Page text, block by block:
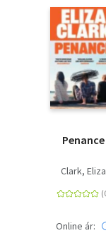
Penance
Clark, Eliza
Online ár: